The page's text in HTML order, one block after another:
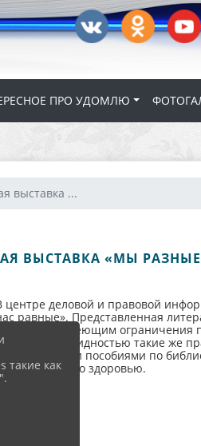
ПРО УДОМЛЮ
выставка ...
ВЫСТАВКА «МЫ
центре деловой и правовой
равные». Представленная
читателям, имеющим ограничения
с инвалидностью такие же
методическими пособиями по
по здоровью.
такие как